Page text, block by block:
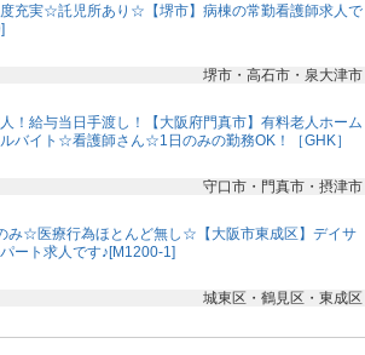
充実☆託児所あり☆【堺市】病棟の常勤看護師求人で
堺市・高石市・泉大津市
！給与当日手渡し！【大阪府門真市】有料老人ホーム
バイト☆看護師さん☆1日のみの勤務OK！［GHK］
守口市・門真市・摂津市
み☆医療行為ほとんど無し☆【大阪市東成区】デイサ
ート求人です♪[M1200-1]
城東区・鶴見区・東成区